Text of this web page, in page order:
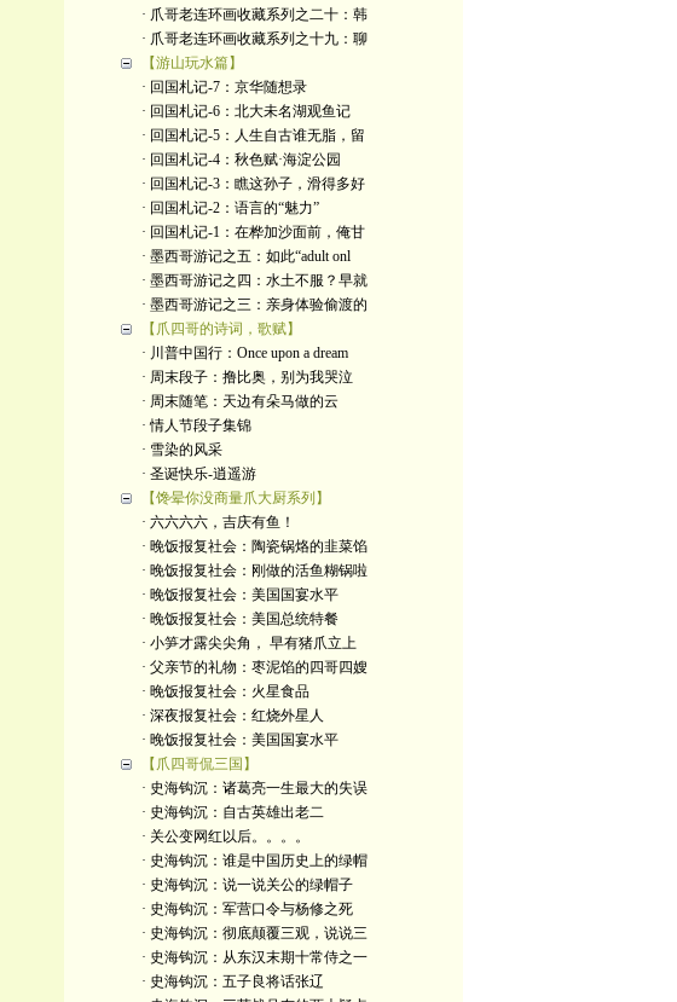
· 爪哥老连环画收藏系列之二十：韩
· 爪哥老连环画收藏系列之十九：聊
【游山玩水篇】
· 回国札记-7：京华随想录
· 回国札记-6：北大未名湖观鱼记
· 回国札记-5：人生自古谁无脂，留
· 回国札记-4：秋色赋·海淀公园
· 回国札记-3：瞧这孙子，滑得多好
· 回国札记-2：语言的“魅力”
· 回国札记-1：在桦加沙面前，俺甘
· 墨西哥游记之五：如此“adult onl
· 墨西哥游记之四：水土不服？早就
· 墨西哥游记之三：亲身体验偷渡的
【爪四哥的诗词，歌赋】
· 川普中国行：Once upon a dream
· 周末段子：撸比奥，别为我哭泣
· 周末随笔：天边有朵马做的云
· 情人节段子集锦
· 雪染的风采
· 圣诞快乐-逍遥游
【馋晕你没商量爪大厨系列】
· 六六六六，吉庆有鱼！
· 晚饭报复社会：陶瓷锅烙的韭菜馅
· 晚饭报复社会：刚做的活鱼糊锅啦
· 晚饭报复社会：美国国宴水平
· 晚饭报复社会：美国总统特餐
· 小笋才露尖尖角， 早有猪爪立上
· 父亲节的礼物：枣泥馅的四哥四嫂
· 晚饭报复社会：火星食品
· 深夜报复社会：红烧外星人
· 晚饭报复社会：美国国宴水平
【爪四哥侃三国】
· 史海钩沉：诸葛亮一生最大的失误
· 史海钩沉：自古英雄出老二
· 关公变网红以后。。。。
· 史海钩沉：谁是中国历史上的绿帽
· 史海钩沉：说一说关公的绿帽子
· 史海钩沉：军营口令与杨修之死
· 史海钩沉：彻底颠覆三观，说说三
· 史海钩沉：从东汉末期十常侍之一
· 史海钩沉：五子良将话张辽